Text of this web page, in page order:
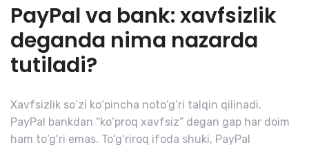
PayPal va bank: xavfsizlik
deganda nima nazarda
tutiladi?
Xavfsizlik so‘zi ko‘pincha noto‘g‘ri talqin qilinadi.
PayPal bankdan “ko‘proq xavfsiz” degan gap har doim
ham to‘g‘ri emas. To‘g‘riroq ifoda shuki, PayPal